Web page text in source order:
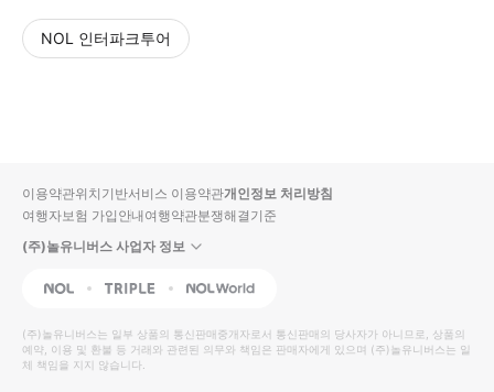
NOL 인터파크투어
입니
다.
높
은
순
동
영
상
순
상
이용약관위치기반서비스 이용약관개인정보 처리방침
여행자보험 가입안내여행약관분쟁해결기준
(주)놀유니버스 사업자 정보
NOL Triple Interpark Global
(주)놀유니버스는 일부 상품의 통신판매중개자로서 통신판매의 당사자가 아니므로, 상품의
예약, 이용 및 환불 등 거래와 관련된 의무와 책임은 판매자에게 있으며 (주)놀유니버스는 일
체 책임을 지지 않습니다.